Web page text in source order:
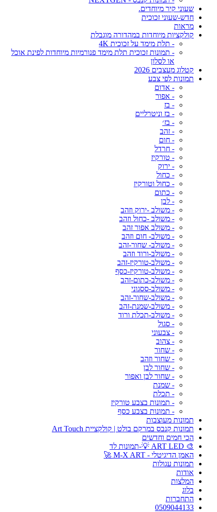
שעוני קיר מיוחדים.
חדש-שעוני זכוכית
מראות
קולקציות מיוחדות במהדורה מוגבלת
- תלת מימד על זכוכית 4K
- תמונות זכוכית תלת מימד פנורמיות מיוחדות לפינת אוכל
או לסלון
קטלוג מעצבים 2026
תמונות לפי צבע
- אדום
- אפור
- בז
- בז וניטרליים
- בז׳
- זהב
- חום
- חרדל
- טורקיז
- ירוק
- כחול
- כחול וטורקיז
- כתום
- לבן
- משולב -ירוק וזהב
- משולב -כחול וזהב
- משולב אפור זהב
- משולב- חום וזהב
- משולב- שחור-זהב
- משולב-ורוד וזהב
- משולב-טורקיז-זהב
- משולב-טורקיז-כסף
- משולב-כתום-זהב
- משולב-ססגוני
- משולב-שחור-זהב
- משולב-שמנת-זהב
- משולב-תכלת ורוד
- סגול
- צבעוני
- צהוב
- שחור
- שחור וזהב
- שחור לבן
- שחור לבן ואפור
- שמנת
- תכלת
- תמונות בצבע טורקיז
- תמונות בצבע כסף
תמונות מעוצבות
תמונות קנבס במרקם בולט | קולקציית Art Touch
הכי חמים וחדשים
🎨 ART LED 💡-תמונות לד
האמן הדיגיטלי - M-X ART 🚀
תמונות עגולות
אודות
המלצות
בלוג
התחברות
0509044133